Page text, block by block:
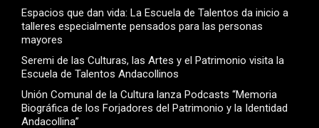
Espacios que dan vida: La Escuela de Talentos da inicio a
talleres especialmente pensados para las personas
mayores
Seremi de las Culturas, las Artes y el Patrimonio visita la
Escuela de Talentos Andacollinos
Unión Comunal de la Cultura lanza Podcasts “Memoria
Biográfica de los Forjadores del Patrimonio y la Identidad
Andacollina”